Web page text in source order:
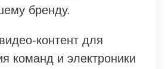
бренду.
контент для
команд и электроники